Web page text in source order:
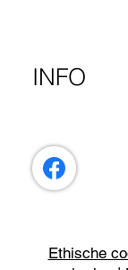
INFO
Ethische